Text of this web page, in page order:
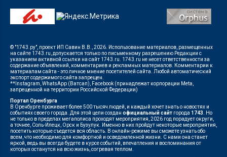
© "1743.ру", проект ИП Савин В.В., 2026. Использование материалов, размещенных
на сайте 1743.ru, допускается только по письменному разрешению Редакции с
указанием активной ссылки на сайт 1743.ru. 1743.ru не несет ответственности за
содержание объявлений, комментариев и рекламных материалов. Комментарии к
материалам сайта - это личное мнение посетителей сайта. Любой автоматический
экспорт содержимого сайта запрещен.
**Instagram, WhatsApp (Ватсап), Facebook (принадлежат корпорации Meta,
запрещенной на территории Российской Федерации)
Портал Оренбурга
В Оренбурге проживает более 500 тысяч людей, и каждый хочет знать о новостях и
событиях своего города. Для этой цели создан официальный сайт города 1743. Но
не только в пределах мегаполиса проходят мероприятия, 2026 год порадует округи,
а точнее, Соль-Илецк, Орск и Бузулук. Именно в них пройдут некоторые мероприятия,
посетить которые съедется вся область. В онлайн-режиме вы сможете узнать обо
всем, что необходимо для комфортной и осведомленной жизни. С нами она станет
яркой, ведь вы всегда будете в курсе событий, впечатления и воспоминания от
которых останутся на всю жизнь, согревая теплом.